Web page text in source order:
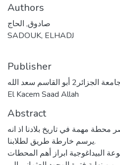
Authors
صادوق, الحاج
SADOUK, ELHADJ
Publisher
جامعة الجزائر2 أبو القاسم سعد الله Algiers2 University Abu
El Kacem Saad Allah
Abstract
محطة مهمة في تاريخ بلادنا اذ انه
یرسم خارطة طريق لطلابنا.
البيداغوجية ابراز أهم المحطات